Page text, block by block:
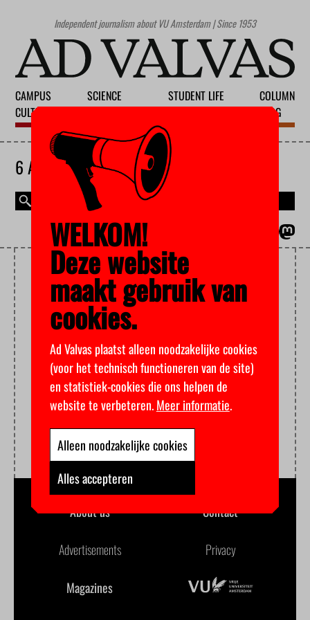
Independent journalism about VU Amsterdam | Since 1953
CAMPUS
CULTURE
SCIENCE
STUDENT LIFE
COLUMN
BLOG
6 AUGUST 2026
MAGAZINE
PROTEST
About us Contact
Advertisements Privacy
Magazines
WELKOM!
Deze website
maakt gebruik van
cookies.
Ad Valvas plaatst alleen noodzakelijke cookies
(voor het technisch functioneren van de site)
en statistiek-cookies die ons helpen de
website te verbeteren.Meer informatie.
Alleen noodzakelijke cookies
Alles accepteren